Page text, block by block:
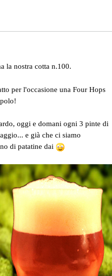
la nostra cotta n.100.
per l'occasione una Four Hops
oggi e domani ogni 3 pinte di
e già che ci siamo
di patatine dai